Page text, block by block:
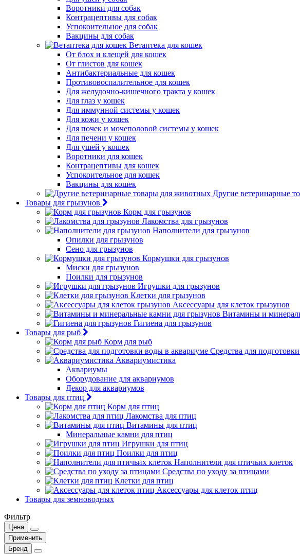
Воротники для собак
Контрацептивы для собак
Успокоительное для собак
Вакцины для собак
Ветаптека для кошек
От блох и клещей для кошек
От глистов для кошек
Антибактериальные для кошек
Противовоспалительное для кошек
Для желудочно-кишечного тракта у кошек
Для глаз у кошек
Для иммунной системы у кошек
Для кожи у кошек
Для почек и мочеполовой системы у кошек
Для печени у кошек
Для ушей у кошек
Воротники для кошек
Контрацептивы для кошек
Успокоительное для кошек
Вакцины для кошек
Другие ветеринарные
Товары для грызунов
Корм для грызунов
Лакомства для грызунов
Наполнители для грызунов
Опилки для грызунов
Сено для грызунов
Кормушки для грызунов
Миски для грызунов
Поилки для грызунов
Игрушки для грызунов
Клетки для грызунов
Аксессуары для клеток грызунов
Витамины и
Гигиена для грызунов
Товары для рыб
Корм для рыб
Средства для
Аквариумистика
Аквариумы
Оборудование для аквариумов
Декор для аквариумов
Товары для птиц
Корм для птиц
Лакомства для птиц
Витамины для птиц
Минеральные камни для птиц
Игрушки для птиц
Поилки для птиц
Наполнители для птичьих клеток
Средства по уходу за птицами
Клетки для птиц
Аксессуары для клеток птиц
Товары для земноводных
Фильтр
Цена
Применить
Бренд